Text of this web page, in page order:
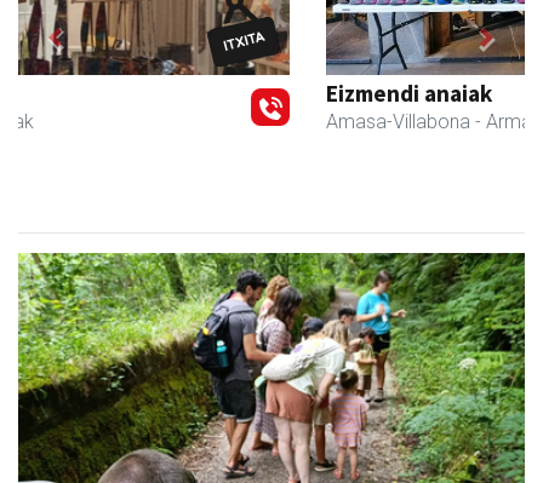
Amasa-Villabona - Armategia
Previous Next